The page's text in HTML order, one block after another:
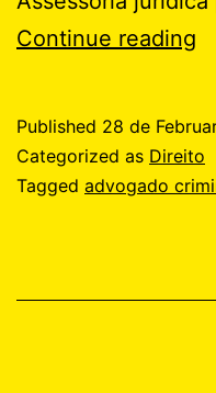
Continue reading
Published 28 de
Categorized as Direito
Tagged advogado